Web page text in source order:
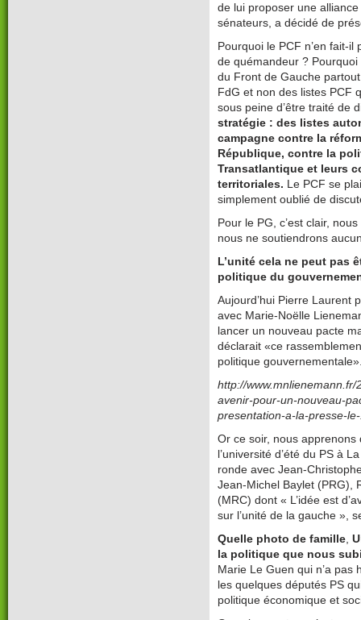
de lui proposer une
sénateurs, a décidé de
Pourquoi le PCF n’en fait-
de quémandeur ?
du Front de Gauche
FdG et non des listes PCF
sous peine d’être traité de
stratégie : des listes
campagne contre la
République, contre la
Transatlantique et leurs
territoriales. Le PCF se
simplement oublié de
Pour le PG, c’est clair,
nous ne soutiendrons
L’unité cela ne peut pas
politique du
Aujourd’hui Pierre Laurent
avec Marie-Noëlle
lancer un nouveau pacte
déclarait «ce
politique
http://
avenir-pour-un-nouveau-
presentation-a-la-presse-
Or ce soir, nous
l’université d’été du PS à
ronde avec Jean-
Jean-Michel Baylet (PRG),
(MRC) dont « L’idée est
sur l’unité de la gauche »,
Quelle photo de famille,
la politique que nous
Marie Le Guen qui n’a
les quelques députés PS
politique économique et